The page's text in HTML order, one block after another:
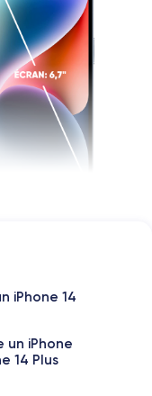
Plus
exploitation
iPhone 14
iPhone
14 Plus